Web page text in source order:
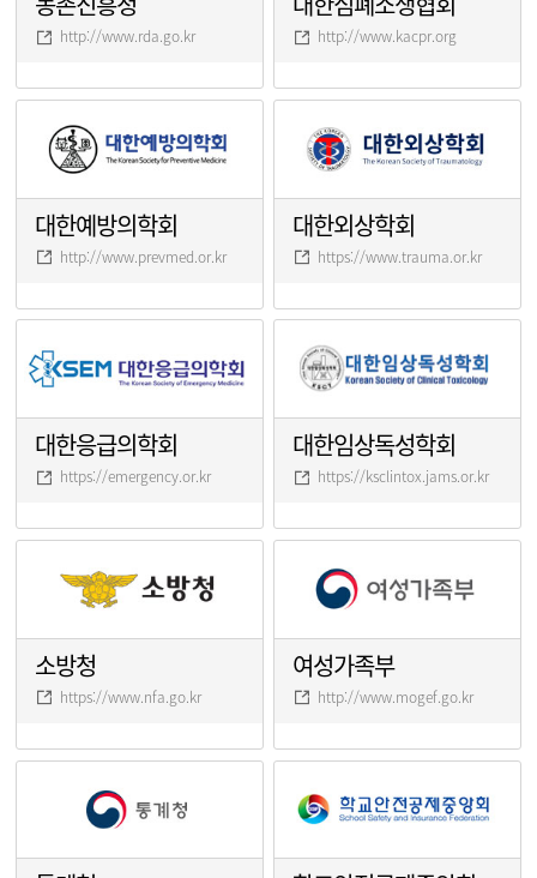
http://www.rda.go.kr http://www.kacpr.org
대한예방의학회
http://www.prevmed.or.kr
대한외상학회
https://www.trauma.or.kr
대한응급의학회
https://emergency.or.kr
대한임상독성학회
https://ksclintox.jams.or.kr
소방청
https://www.nfa.go.kr
여성가족부
http://www.mogef.go.kr